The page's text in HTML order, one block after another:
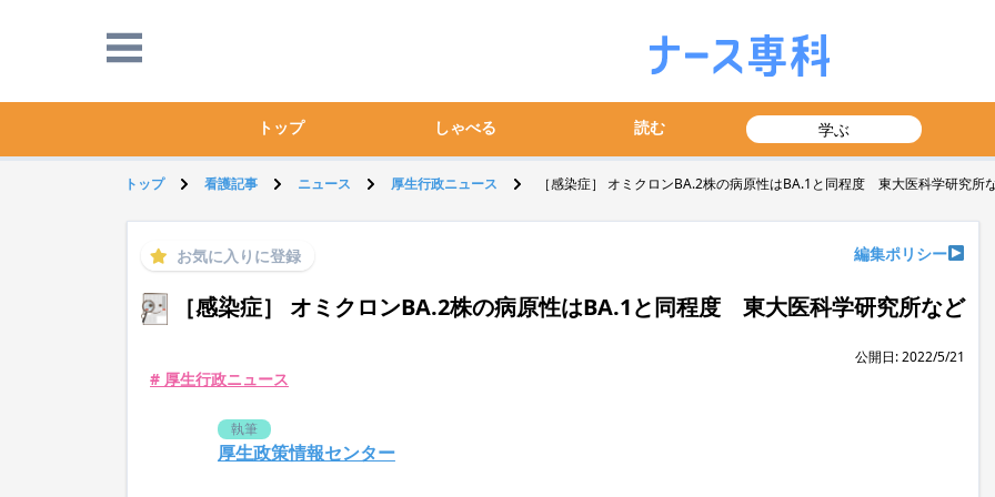
トップ しゃべる 読む 学ぶ
トップ 看護記事 ニュース 厚生行政ニュース ［感染症］ オミクロンBA.2株の病原性はBA.1と同程度 東大医科学研究所
お気に入りに登録 編集ポリシー
［感染症］ オミクロンBA.2株の病原性はBA.1と同程度 東大医科学研究所など
公開日: 2022/5/21
# 厚生行政ニュース
執筆
厚生政策情報センター